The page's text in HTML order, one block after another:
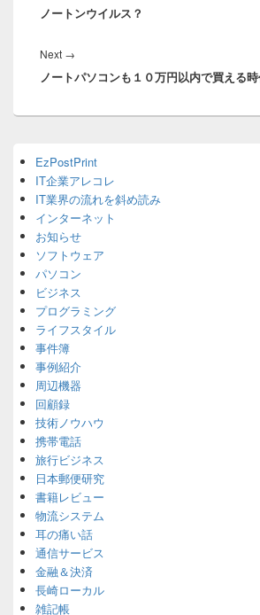
ナ
ゲ
シ
post:
ノートンウイルス？
Next →
post:
ノートパソコンも１０万円以内で買える
Sidebar
Widget
Area
EzPostPrint
IT企業アレコレ
IT業界の流れを斜め読み
インターネット
お知らせ
ソフトウェア
パソコン
ビジネス
プログラミング
ライフスタイル
事件簿
事例紹介
周辺機器
回顧録
技術ノウハウ
携帯電話
旅行ビジネス
日本郵便研究
書籍レビュー
物流システム
耳の痛い話
通信サービス
金融＆決済
長崎ローカル
雑記帳